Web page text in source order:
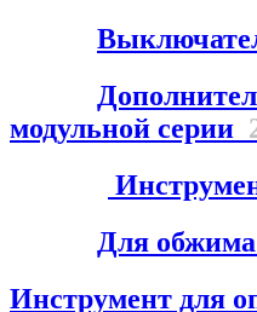
модульной серии
Для
Инструмент для